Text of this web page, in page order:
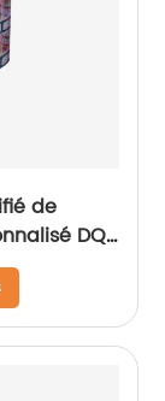
de
DQ